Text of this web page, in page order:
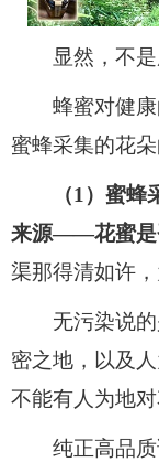
显然，不是
蜂蜜对健康
蜜蜂采集的花朵
（1）蜜
来源——花蜜是
渠那得清如许，
无污染说的
密之地，以及
不能有人为地对
纯正高品质